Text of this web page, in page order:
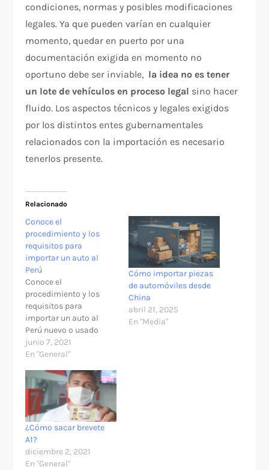
condiciones, normas y posibles modificaciones
legales. Ya que pueden varían en cualquier
momento, quedar en puerto por una
documentación exigida en momento no
oportuno debe ser inviable, la idea no es tener
un lote de vehículos en proceso legal sino hacer
fluido. Los aspectos técnicos y legales exigidos
por los distintos entes gubernamentales
relacionados con la importación es necesario
tenerlos presente.
Relacionado
Conoce el
procedimiento y los
requisitos para
importar un auto al
Perú
Conoce el
procedimiento y los
requisitos para
importar un auto al
Perú nuevo o usado
desde cualquier parte
del mundo. Este
encuentra establecido
en la nueva Ley 005-
2020 del Ministerio de
Transporte y
Comunicaciones (MTC),
que regula la
importación. Para la
importación de
junio 7, 2021
En "General"
Cómo importar piezas
de automóviles desde
China
abril 21, 2025
En "Media"
¿Cómo sacar brevete
A1?
diciembre 2, 2021
En "General"